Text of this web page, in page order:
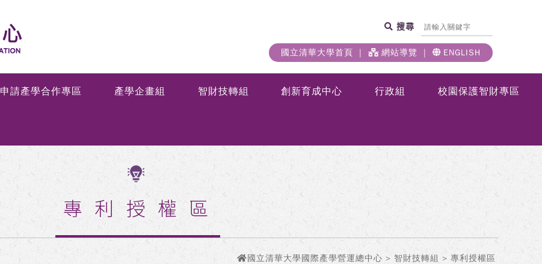
搜尋
國立清華大學首頁 網站導覽 ENGLISH
申請產學合作專區 產學企畫組 智財技轉組 創新育成中心 行政組 校園保護智財專區
專利授權區
國立清華大學國際產學營運總中心 > 智財技轉組 > 專利授權區